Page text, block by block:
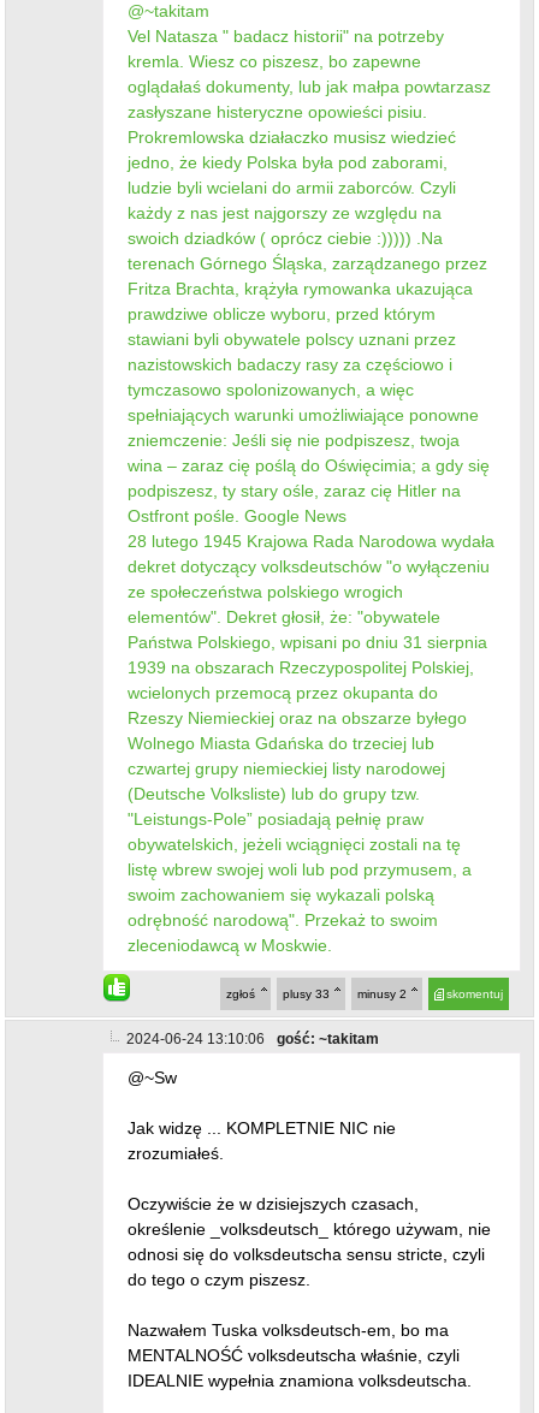
@~takitam
Vel Natasza " badacz historii" na potrzeby
kremla. Wiesz co piszesz, bo zapewne
oglądałaś dokumenty, lub jak małpa powtarzasz
zasłyszane histeryczne opowieści pisiu.
Prokremlowska działaczko musisz wiedzieć
jedno, że kiedy Polska była pod zaborami,
ludzie byli wcielani do armii zaborców. Czyli
każdy z nas jest najgorszy ze względu na
swoich dziadków ( oprócz ciebie :))))) .Na
terenach Górnego Śląska, zarządzanego przez
Fritza Brachta, krążyła rymowanka ukazująca
prawdziwe oblicze wyboru, przed którym
stawiani byli obywatele polscy uznani przez
nazistowskich badaczy rasy za częściowo i
tymczasowo spolonizowanych, a więc
spełniających warunki umożliwiające ponowne
zniemczenie: Jeśli się nie podpiszesz, twoja
wina – zaraz cię poślą do Oświęcimia; a gdy się
podpiszesz, ty stary ośle, zaraz cię Hitler na
Ostfront pośle. Google News
28 lutego 1945 Krajowa Rada Narodowa wydała
dekret dotyczący volksdeutschów "o wyłączeniu
ze społeczeństwa polskiego wrogich
elementów". Dekret głosił, że: "obywatele
Państwa Polskiego, wpisani po dniu 31 sierpnia
1939 na obszarach Rzeczypospolitej Polskiej,
wcielonych przemocą przez okupanta do
Rzeszy Niemieckiej oraz na obszarze byłego
Wolnego Miasta Gdańska do trzeciej lub
czwartej grupy niemieckiej listy narodowej
(Deutsche Volksliste) lub do grupy tzw.
"Leistungs-Pole” posiadają pełnię praw
obywatelskich, jeżeli wciągnięci zostali na tę
listę wbrew swojej woli lub pod przymusem, a
swoim zachowaniem się wykazali polską
odrębność narodową". Przekaż to swoim
zleceniodawcą w Moskwie.
skomentuj
minusy 2
plusy 33
zgłoś
2024-06-24 13:10:06 gość: ~takitam
@~Sw
Jak widzę ... KOMPLETNIE NIC nie
zrozumiałeś.
Oczywiście że w dzisiejszych czasach,
określenie _volksdeutsch_ którego używam, nie
odnosi się do volksdeutscha sensu stricte, czyli
do tego o czym piszesz.
Nazwałem Tuska volksdeutsch-em, bo ma
MENTALNOŚĆ volksdeutscha właśnie, czyli
IDEALNIE wypełnia znamiona volksdeutscha.